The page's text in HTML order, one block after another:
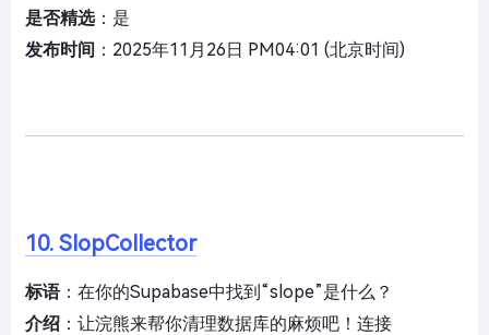
是否精选：是
发布时间 ：2025年11月26日 PM04:01 (北京时间)
10. SlopCollector
标语：在你的Supabase中找到“slope”是什么？
介绍 ：让浣熊来帮你清理数据库的麻烦吧！连接